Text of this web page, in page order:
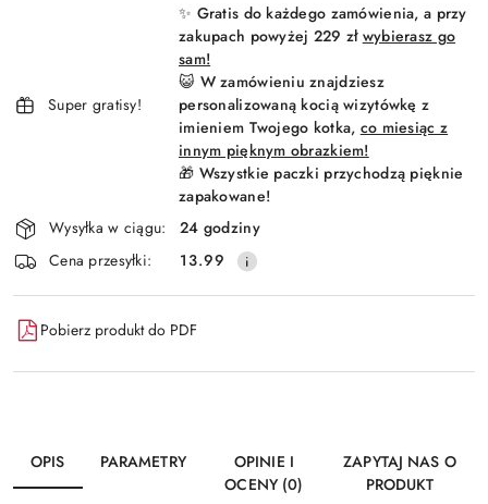
Super gratisy!
✨ Gratis do każdego zamówienia, a przy
zakupach powyżej 229 zł wybierasz go
sam!
😺 W zamówieniu znajdziesz
personalizowaną kocią wizytówkę z
imieniem Twojego kotka, co miesiąc z
innym pięknym obrazkiem!
🎁 Wszystkie paczki przychodzą pięknie
zapakowane!
Wysyłka w ciągu:
24 godziny
Cena przesyłki:
13.99
Pobierz produkt do PDF
OPIS PARAMETRY
OPINIE I
OCENY (0)
ZAPYTAJ NAS O
PRODUKT